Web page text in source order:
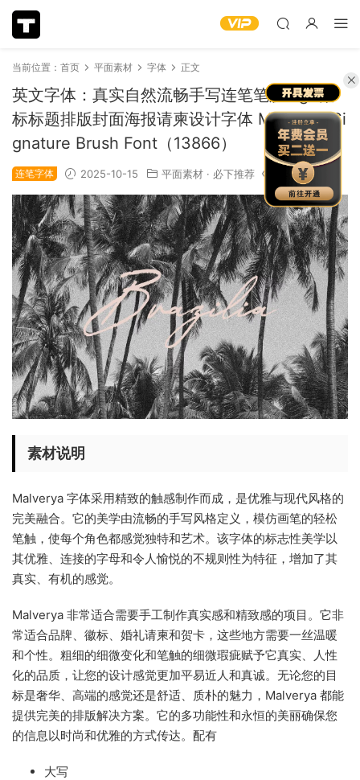
当前位置： 首页 平面素材 字体 正文
英文字体：真实自然流畅手写连笔笔触logo徽
标标题排版封面海报请柬设计字体 Malverya Si
gnature Brush Font（13866）
连笔字体 2025-10-15 平面素材 · 必下推荐 1.31k
素材说明
Malverya 字体采用精致的触感制作而成，是优雅与现代风格的
完美融合。它的美学由流畅的手写风格定义，模仿画笔的轻松
笔触，使每个角色都感觉独特和艺术。该字体的标志性美学以
其优雅、连接的字母和令人愉悦的不规则性为特征，增加了其
真实、有机的感觉。
Malverya 非常适合需要手工制作真实感和精致感的项目。它非
常适合品牌、徽标、婚礼请柬和贺卡，这些地方需要一丝温暖
和个性。粗细的细微变化和笔触的细微瑕疵赋予它真实、人性
化的品质，让您的设计感觉更加平易近人和真诚。无论您的目
标是奢华、高端的感觉还是舒适、质朴的魅力，Malverya 都能
提供完美的排版解决方案。它的多功能性和永恒的美丽确保您
的信息以时尚和优雅的方式传达。配有
大写